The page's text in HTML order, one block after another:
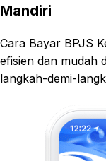
Mandiri
Cara Bayar BPJS
efisien dan mudah
langkah-demi-